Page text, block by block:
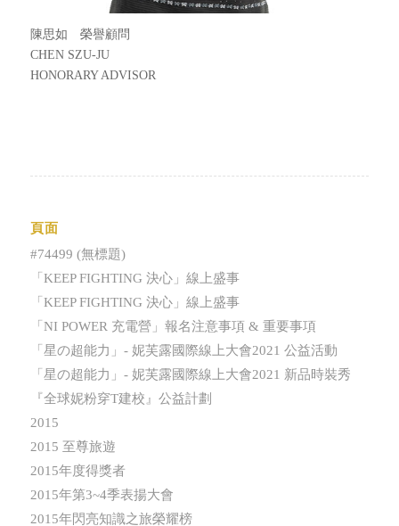
陳思如 榮譽顧問
CHEN SZU-JU
HONORARY ADVISOR
頁面
#74499 (無標題)
「KEEP FIGHTING 決心」線上盛事
「KEEP FIGHTING 決心」線上盛事
「NI POWER 充電營」報名注意事項 & 重要事項
「星の超能力」- 妮芙露國際線上大會2021 公益活動
「星の超能力」- 妮芙露國際線上大會2021 新品時裝秀
『全球妮粉穿T建校』公益計劃
2015
2015 至尊旅遊
2015年度得獎者
2015年第3~4季表揚大會
2015年閃亮知識之旅榮耀榜